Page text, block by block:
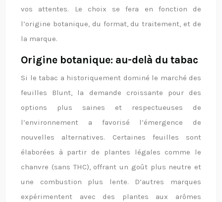
vos attentes. Le choix se fera en fonction de
l’origine botanique, du format, du traitement, et de
la marque.
Origine botanique: au-delà du tabac
Si le tabac a historiquement dominé le marché des
feuilles Blunt, la demande croissante pour des
options plus saines et respectueuses de
l’environnement a favorisé l’émergence de
nouvelles alternatives. Certaines feuilles sont
élaborées à partir de plantes légales comme le
chanvre (sans THC), offrant un goût plus neutre et
une combustion plus lente. D’autres marques
expérimentent avec des plantes aux arômes